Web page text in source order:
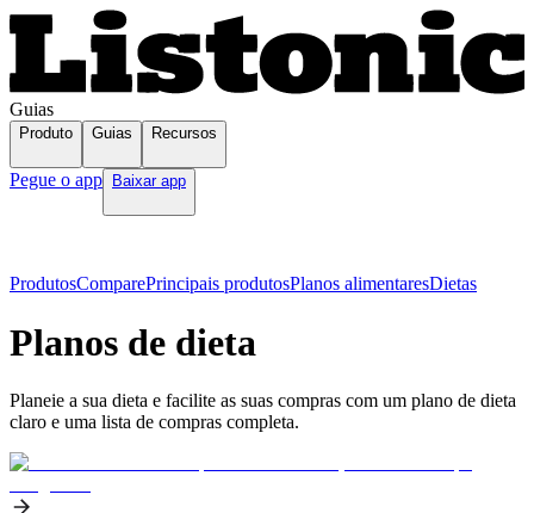
Guias
Produto Guias Recursos
Pegue o app Baixar app
ProdutosComparePrincipais produtosPlanos alimentaresDietas
Planos de dieta
Planeie a sua dieta e facilite as suas compras com um plano de dieta
claro e uma lista de compras completa.